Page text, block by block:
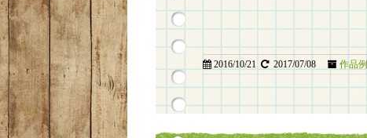
2016/10/21 2017/07/08 作品例